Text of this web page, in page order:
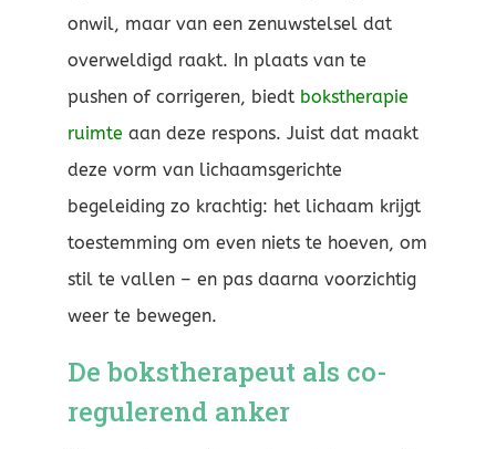
onwil, maar van een zenuwstelsel dat
overweldigd raakt. In plaats van te
pushen of corrigeren, biedt bokstherapie
ruimte aan deze respons. Juist dat maakt
deze vorm van lichaamsgerichte
begeleiding zo krachtig: het lichaam krijgt
toestemming om even niets te hoeven, om
stil te vallen – en pas daarna voorzichtig
weer te bewegen.
De bokstherapeut als co-
regulerend anker